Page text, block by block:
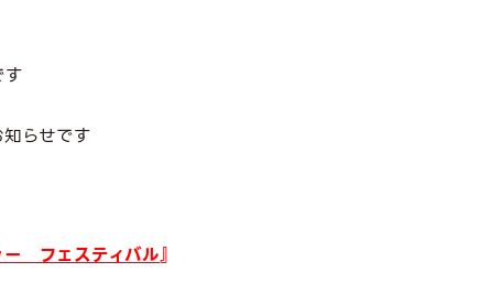
す
らせです
フェスティバル』